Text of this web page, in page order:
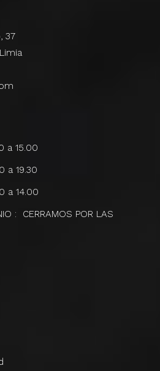
37
a 15.00
14.00
: CERRAMOS POR LAS